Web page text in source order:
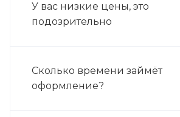
У вас низкие цены, это
подозрительно
Сколько времени займёт
оформление?